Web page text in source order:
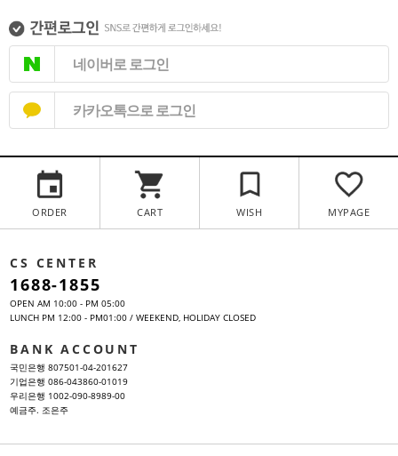
네이버로 로그인
카카오톡으로 로그인
ORDER CART WISH MYPAGE
CS CENTER
1688-1855
OPEN AM 10:00 - PM 05:00
LUNCH PM 12:00 - PM01:00 / WEEKEND, HOLIDAY CLOSED
BANK ACCOUNT
국민은행 807501-04-201627
기업은행 086-043860-01019
우리은행 1002-090-8989-00
예금주. 조은주